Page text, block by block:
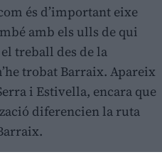
és d’important eixe
amb els ulls de qui
treball des de la
trobat Barraix. Apareix
i Estivella, encara que
diferencien la ruta